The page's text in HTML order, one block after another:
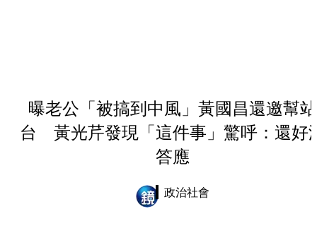
曝老公「被搞到中風」黃國昌還邀幫站
台 黃光芹發現「這件事」驚呼：還好
答應
政治社會